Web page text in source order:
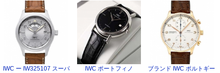
IWC ー IW325107 スーパ
IWC ポートフィノ
ブランド IWC ポルトギー